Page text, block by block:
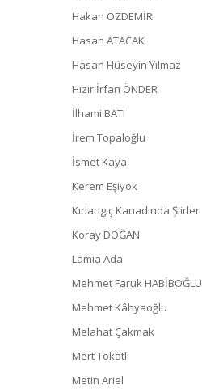
Hakan ÖZDEMİR
Hasan ATACAK
Hasan Hüseyin Yılmaz
Hızır İrfan ÖNDER
İlhami BATI
İrem Topaloğlu
İsmet Kaya
Kerem Eşiyok
Kırlangıç Kanadında Şiirler
Koray DOĞAN
Lamia Ada
Mehmet Faruk HABİBOĞLU
Mehmet Kâhyaoğlu
Melahat Çakmak
Mert Tokatlı
Metin Ariel